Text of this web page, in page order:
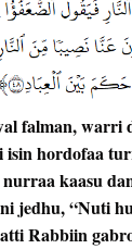
falman, warri
hordofaa
kaasu
jedhu, “Nuti
Rabbiin